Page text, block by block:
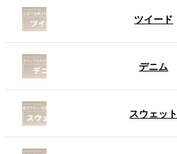
ツイード
デニム
スウェット